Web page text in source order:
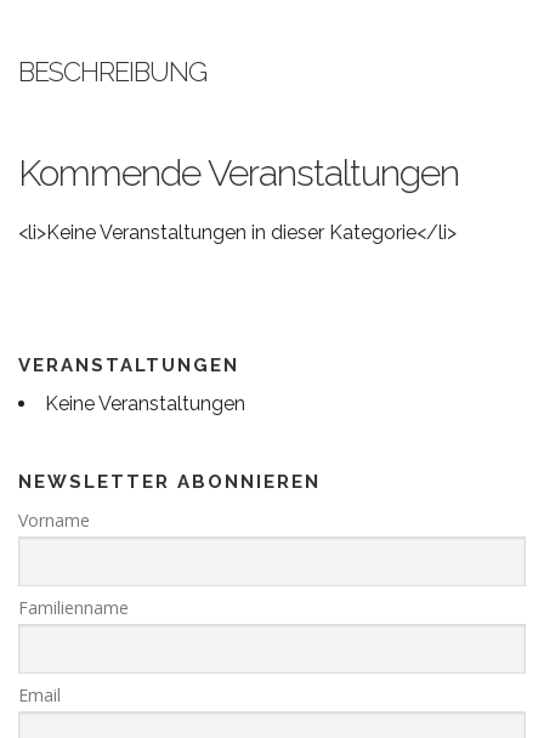
BESCHREIBUNG
Kommende Veranstaltungen
<li>Keine Veranstaltungen in dieser Kategorie</li>
VERANSTALTUNGEN
Keine Veranstaltungen
NEWSLETTER ABONNIEREN
Vorname
Familienname
Email